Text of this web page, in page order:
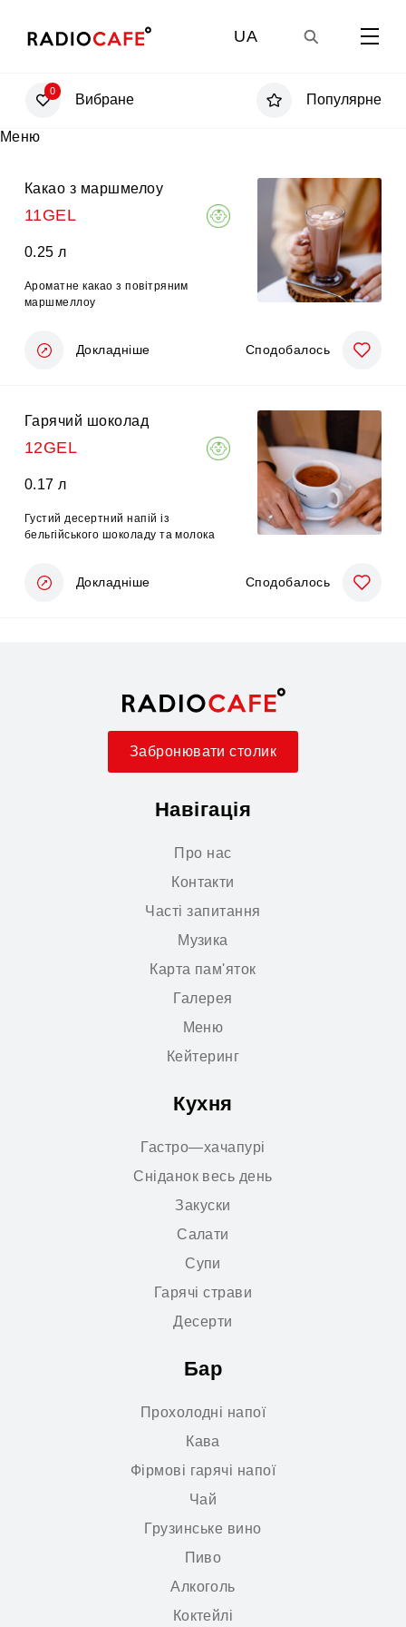
UA
0
Вибране Популярне
Меню
Какао з маршмелоу
11GEL
0.25 л
Ароматне какао з повітряним
маршмеллоу
Докладніше Сподобалось
Гарячий шоколад
12GEL
0.17 л
Густий десертний напій із
бельгійського шоколаду та молока
Докладніше Сподобалось
Забронювати столик
Навігація
Про нас
Контакти
Часті запитання
Музика
Карта пам'яток
Галерея
Меню
Кейтеринг
Кухня
Гастро—хачапурі
Сніданок весь день
Закуски
Салати
Супи
Гарячі страви
Десерти
Бар
Прохолодні напої
Кава
Фірмові гарячі напої
Чай
Грузинське вино
Пиво
Алкоголь
Коктейлі